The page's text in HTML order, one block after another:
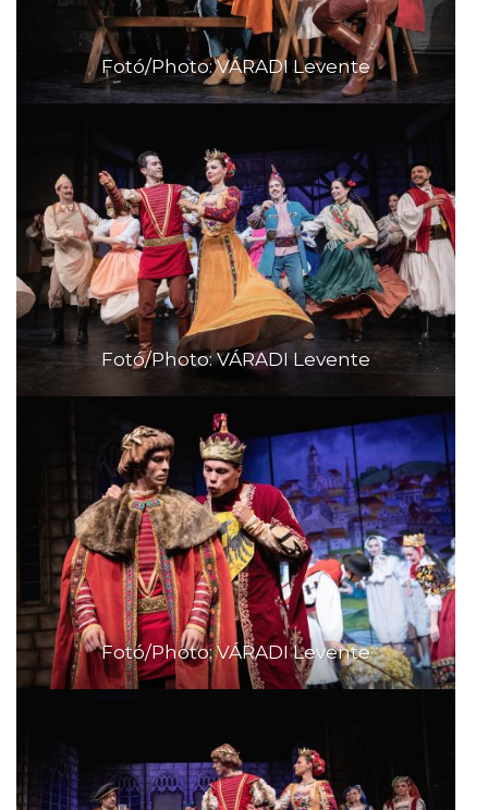
Fotó/Photo: VÁRADI Levente
Fotó/Photo: VÁRADI Levente
Fotó/Photo: VÁRADI Levente